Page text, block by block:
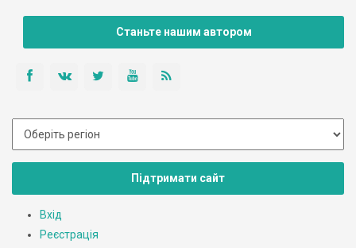
Станьте нашим автором
Підтримати сайт
Вхід
Реєстрація